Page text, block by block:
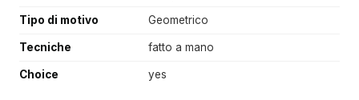
Tipo di motivo Geometrico
Tecniche fatto a mano
Choice yes